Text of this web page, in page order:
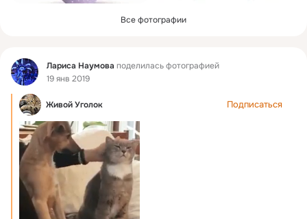
Все фотографии
Фид Лариса Наумова поделилась фотографией
19 янв 2019
Живой Уголок Подписаться